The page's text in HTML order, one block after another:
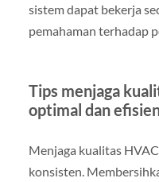
sistem dapat bekerja
pemahaman terhadap
Tips menjaga
optimal dan
Menjaga kualitas
konsisten.